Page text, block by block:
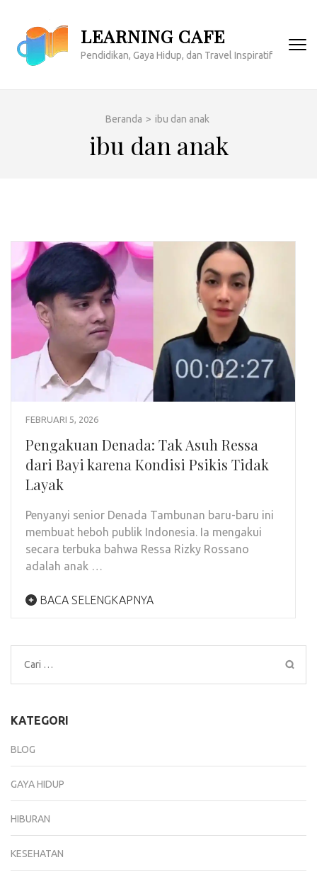
konten
(Tekan
LEARNING CAFE
Pendidikan, Gaya Hidup, dan Travel Inspiratif
Beranda > ibu dan anak
ibu dan anak
FEBRUARI 5, 2026
Pengakuan Denada: Tak Asuh Ressa
dari Bayi karena Kondisi Psikis Tidak
Layak
Penyanyi senior Denada Tambunan baru-baru ini
membuat heboh publik Indonesia. Ia mengakui
secara terbuka bahwa Ressa Rizky Rossano
adalah anak …
BACA SELENGKAPNYA
Cari
KATEGORI
BLOG
GAYA HIDUP
HIBURAN
KESEHATAN